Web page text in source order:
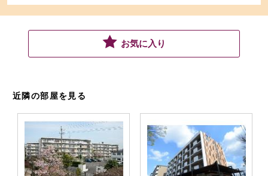
お気に入り
近隣の部屋を見る